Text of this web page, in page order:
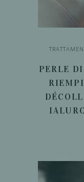
PERLE